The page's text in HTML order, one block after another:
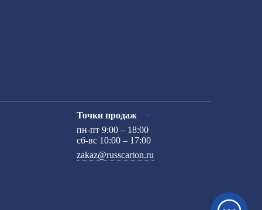
Точки продаж
пн-пт 9:00 – 18:00
сб-вс 10:00 – 17:00
zakaz@russcarton.ru